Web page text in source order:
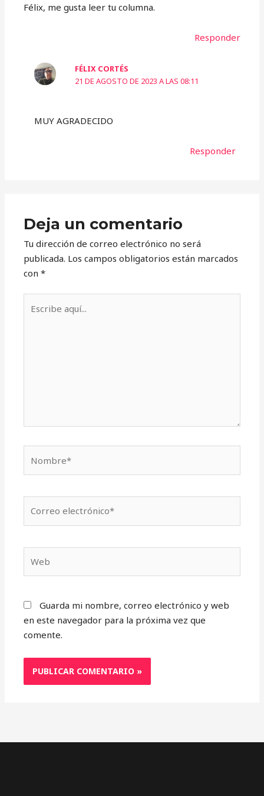
Félix, me gusta leer tu columna.
Responder
FÉLIX CORTÉS
21 DE AGOSTO DE 2023 A LAS 08:11
MUY AGRADECIDO
Responder
Deja un comentario
Tu dirección de correo electrónico no será
publicada. Los campos obligatorios están marcados
con*
aquí...
electrónico*
Guarda mi nombre, correo electrónico y web
en este navegador para la próxima vez que
comente.